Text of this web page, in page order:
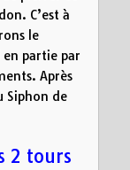
C’est à
le
en partie par
Après
Siphon de
2 tours